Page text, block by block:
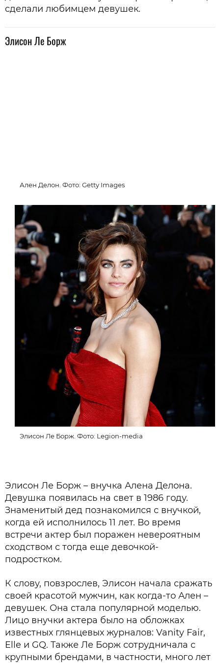
сделали любимцем девушек.
Элисон Ле Борж
Ален Делон. Фото: Getty Images
Элисон Ле Борж. Фото: Legion-media
Элисон Ле Борж – внучка Алена Делона.
Девушка появилась на свет в 1986 году.
Знаменитый дед познакомился с внучкой,
когда ей исполнилось 11 лет. Во время
встречи актер был поражен невероятным
сходством с тогда еще девочкой-
подростком.
К слову, повзрослев, Элисон начала сражать
своей красотой мужчин, как когда-то Ален –
девушек. Она стала популярной моделью.
Лицо внучки актера было на обложках
известных глянцевых журналов: Vanity Fair,
Elle и GQ. Также Ле Борж сотрудничала с
крупными брендами, в частности, много лет